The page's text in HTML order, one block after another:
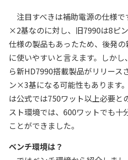
注目すべきは補助電源の仕様で
×2基なのに対し、旧7990は8ピ
仕様の製品もあったため、後発
に使いやすいと言えます。しか
ら新HD7990搭載製品がリリース
ン×3基になる可能性もあります
は公式では750ワット以上必要と
スト環境では、600ワットでも十
ことができました。
ベンチ環境は？